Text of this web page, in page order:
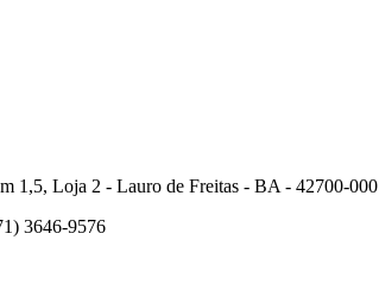
1,5, Loja 2 - Lauro de Freitas - BA - 42700-000
3646-9576